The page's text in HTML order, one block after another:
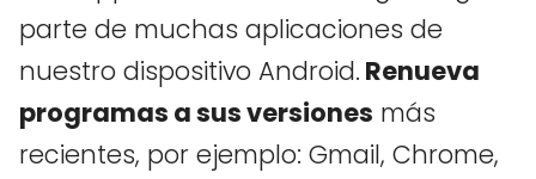
parte de muchas aplicaciones de
nuestro dispositivo Android. Renueva
programas a sus versiones más
recientes, por ejemplo: Gmail, Chrome,